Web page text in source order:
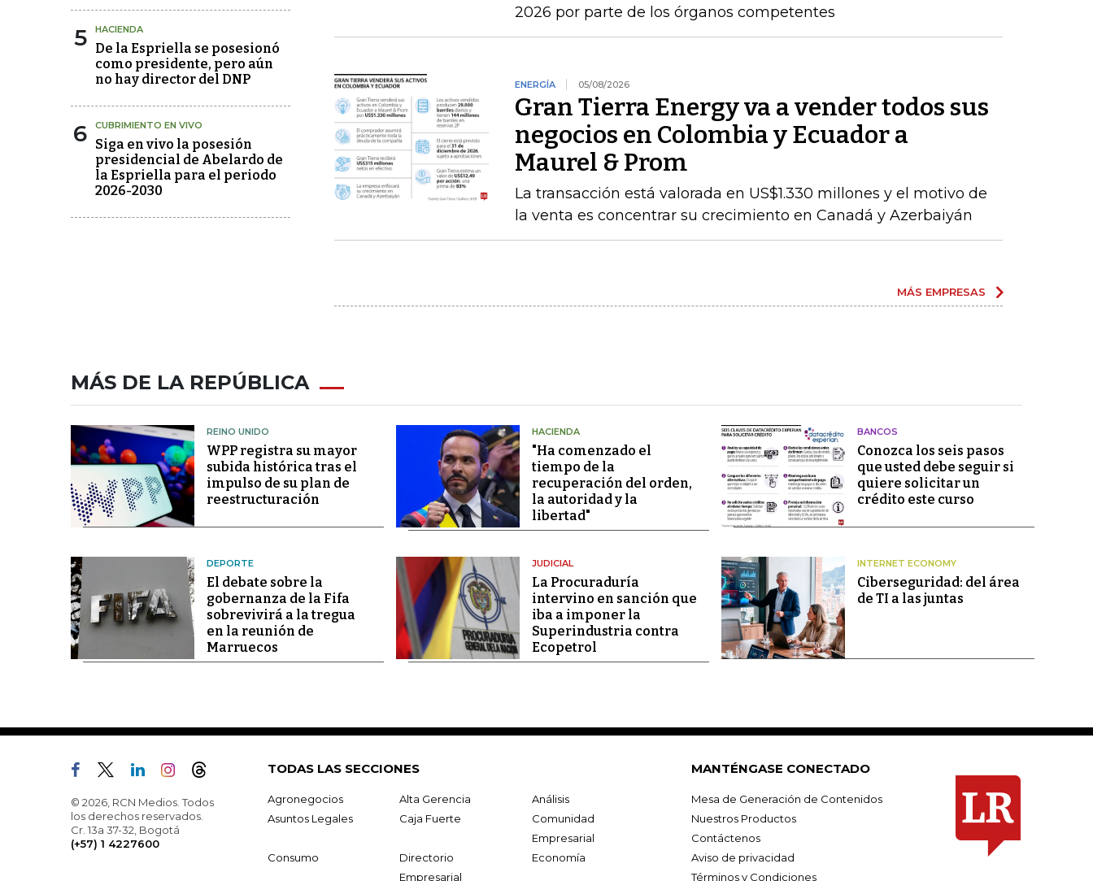
5 HACIENDA
De la Espriella se posesionó
como presidente, pero aún
no hay director del DNP
6 CUBRIMIENTO EN VIVO
Siga en vivo la posesión
presidencial de Abelardo de
la Espriella para el periodo
2026-2030
2026 por parte de los órganos competentes
ENERGÍA 05/08/2026
Gran Tierra Energy va a vender todos sus
negocios en Colombia y Ecuador a
Maurel & Prom
La transacción está valorada en US$1.330 millones y el motivo de
la venta es concentrar su crecimiento en Canadá y Azerbaiyán
MÁS EMPRESAS
MÁS DE LA REPÚBLICA
REINO UNIDO
WPP registra su mayor
subida histórica tras el
impulso de su plan de
reestructuración
HACIENDA
"Ha comenzado el
tiempo de la
recuperación del orden,
la autoridad y la
libertad"
BANCOS
Conozca los seis pasos
que usted debe seguir si
quiere solicitar un
crédito este curso
DEPORTE
El debate sobre la
gobernanza de la Fifa
sobrevivirá a la tregua
en la reunión de
Marruecos
JUDICIAL
La Procuraduría
intervino en sanción que
iba a imponer la
Superindustria contra
Ecopetrol
INTERNET ECONOMY
Ciberseguridad: del área
de TI a las juntas
© 2026, RCN Medios. Todos
los derechos reservados.
Cr. 13a 37-32, Bogotá
(+57) 1 4227600
TODAS LAS SECCIONES
Agronegocios Alta Gerencia
Análisis
Asuntos Legales
Caja Fuerte
Comunidad
Empresarial
Consumo
Directorio
Empresarial
Economía
MANTÉNGASE CONECTADO
Mesa de Generación de Contenidos
Nuestros Productos
Contáctenos
Aviso de privacidad
Términos y Condiciones